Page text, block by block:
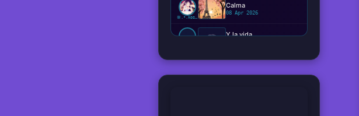
ꕥ.•.kosaki.•.🦋
Calma
08 Apr 2026
📷 Y la vida...
Tío Monkey
Hemos viajado verdaderamente en el tiempo ?